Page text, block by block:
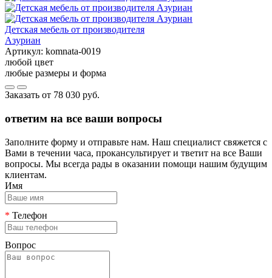
Детская мебель от производителя
Азуриан
Артикул: komnata-0019
любой цвет
любые размеры и форма
Заказать от 78 030 руб.
ответим на все ваши вопросы
Заполните форму и отправьте нам. Наш специалист свяжется с
Вами в течении часа, прокансультирует и тветит на все Ваши
вопросы. Мы всегда рады в оказании помощи нашим будущим
клиентам.
Имя
* Телефон
Вопрос